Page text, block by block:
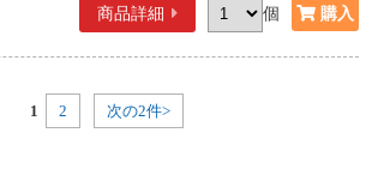
商品詳細 個
1 2 次の2件>